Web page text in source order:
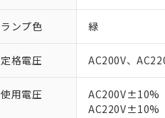
ランプ色 緑
定格電圧 AC200V、
使用電圧
AC200V±10%
AC220V±10%
ご利用
※1 対応状
対応済み
対応予定：
対応予定な
調査・確認
非該当品：
※1 中国